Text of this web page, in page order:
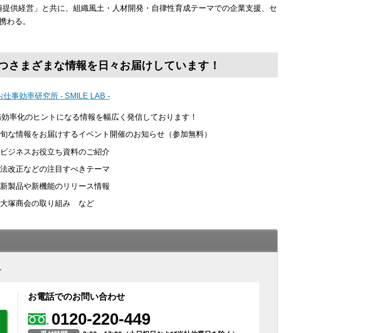
提供経営」と共に、組織風土・人材開発・自律性育成テーマでの企業支援、セ
わる。
さまざまな情報を日々お届けしています！
仕事効率研究所 - SMILE LAB -
率化のヒントになる情報を幅広く発信しております！
旬な情報をお届けするイベント開催のお知らせ（参加無料）
ビジネスお役立ち資料のご紹介
法改正などの注目すべきテーマ
新製品や新機能のリリース情報
大塚商会の取り組み など
お電話でのお問い合わせ
0120-220-449